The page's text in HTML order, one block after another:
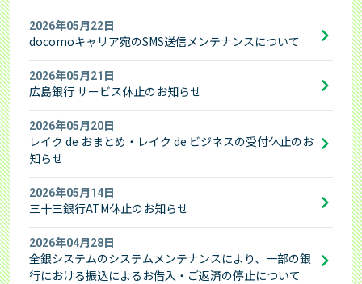
2026年05月22日
docomoキャリア宛のSMS送信メンテナンスについて
2026年05月21日
広島銀行 サービス休止のお知らせ
2026年05月20日
レイク de おまとめ・レイク de ビジネスの受付休止のお
知らせ
2026年05月14日
三十三銀行ATM休止のお知らせ
2026年04月28日
全銀システムのシステムメンテナンスにより、一部の銀
行における振込によるお借入・ご返済の停止について